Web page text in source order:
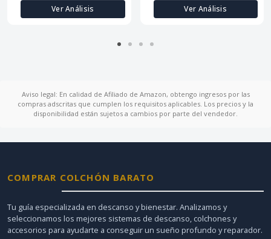
Ver Análisis Ver Análisis
Aviso legal: En calidad de Afiliado de Amazon, obtengo ingresos por las
compras adscritas que cumplen los requisitos aplicables. Los precios y la
disponibilidad están sujetos a cambios por parte del vendedor.
COMPRAR COLCHÓN BARATO
Tu guía especializada en descanso y bienestar. Analizamos y
seleccionamos los mejores sistemas de descanso, colchones y
accesorios para ayudarte a conseguir un sueño profundo y reparador.